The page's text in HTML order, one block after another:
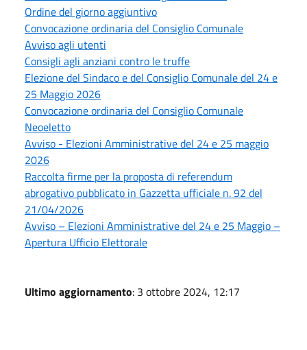
Ordine del giorno aggiuntivo
Convocazione ordinaria del Consiglio Comunale
Avviso agli utenti
Consigli agli anziani contro le truffe
Elezione del Sindaco e del Consiglio Comunale del 24 e
25 Maggio 2026
Convocazione ordinaria del Consiglio Comunale
Neoeletto
Avviso - Elezioni Amministrative del 24 e 25 maggio
2026
Raccolta firme per la proposta di referendum
abrogativo pubblicato in Gazzetta ufficiale n. 92 del
21/04/2026
Avviso – Elezioni Amministrative del 24 e 25 Maggio –
Apertura Ufficio Elettorale
Ultimo aggiornamento: 3 ottobre 2024, 12:17